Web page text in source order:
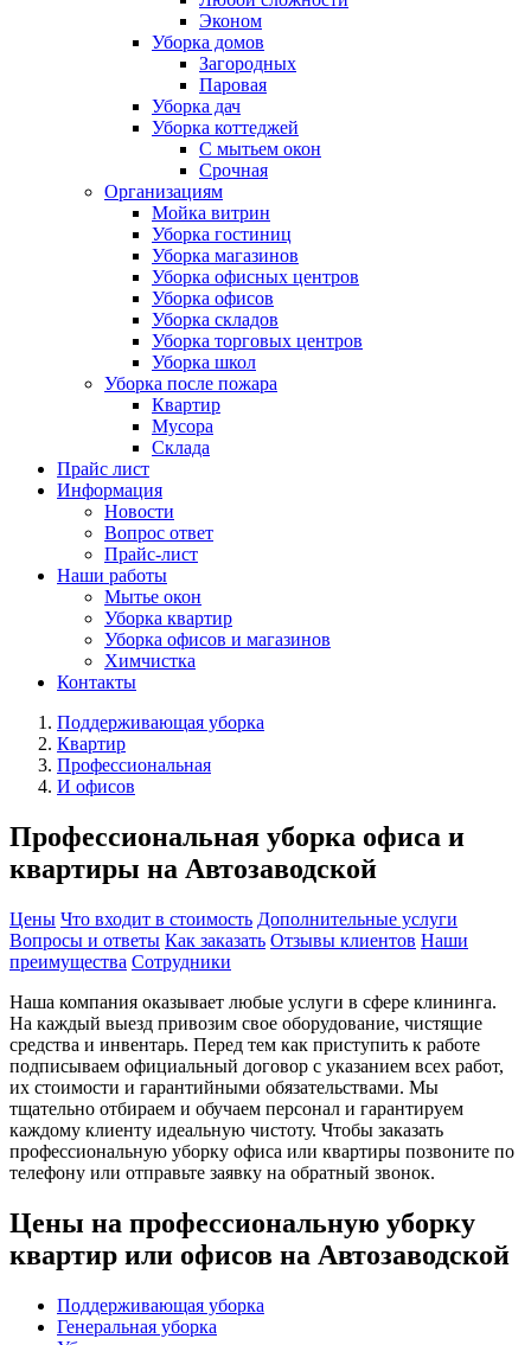
Эконом
Уборка домов
Загородных
Паровая
Уборка дач
Уборка коттеджей
С мытьем окон
Срочная
Организациям
Мойка витрин
Уборка гостиниц
Уборка магазинов
Уборка офисных центров
Уборка офисов
Уборка складов
Уборка торговых центров
Уборка школ
Уборка после пожара
Квартир
Мусора
Склада
Прайс лист
Информация
Новости
Вопрос ответ
Прайс-лист
Наши работы
Мытье окон
Уборка квартир
Уборка офисов и магазинов
Химчистка
Контакты
Поддерживающая уборка
Квартир
Профессиональная
И офисов
Профессиональная уборка офиса и
квартиры на Автозаводской
Цены Что входит в стоимость Дополнительные услуги
Вопросы и ответы Как заказать Отзывы клиентов Наши
преимущества Сотрудники
Наша компания оказывает любые услуги в сфере клининга.
На каждый выезд привозим свое оборудование, чистящие
средства и инвентарь. Перед тем как приступить к работе
подписываем официальный договор с указанием всех работ,
их стоимости и гарантийными обязательствами. Мы
тщательно отбираем и обучаем персонал и гарантируем
каждому клиенту идеальную чистоту. Чтобы заказать
профессиональную уборку офиса или квартиры позвоните по
телефону или отправьте заявку на обратный звонок.
Цены на профессиональную уборку
квартир или офисов на Автозаводской
Поддерживающая уборка
Генеральная уборка